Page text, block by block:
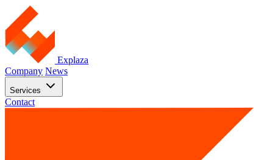
Explaza
Company News
Services
Contact